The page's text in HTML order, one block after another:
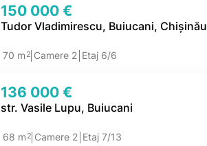
150 000 €
Tudor Vladimirescu, Buiucani, Chișinău
70 m 2 Camere 2 Etaj 6/6
136 000 €
str. Vasile Lupu, Buiucani
68 m 2 Camere 2 Etaj 7/13